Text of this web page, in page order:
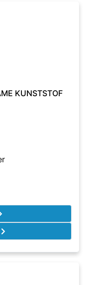
KUNSTSTOF